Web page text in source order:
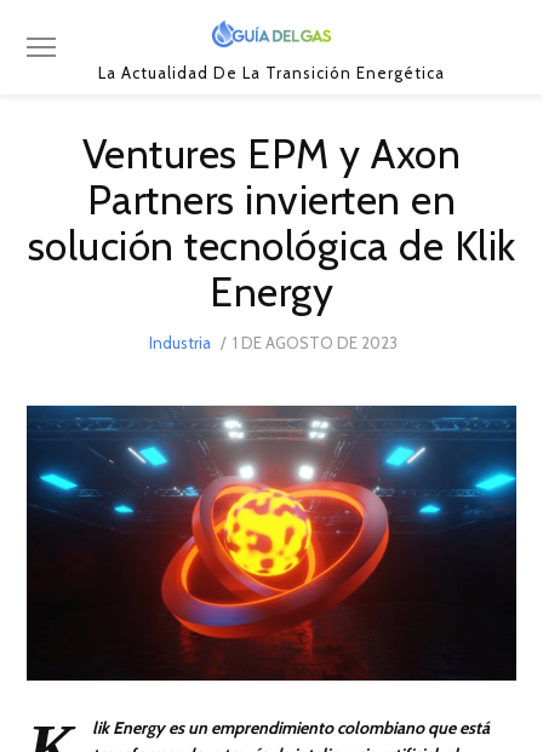
La Actualidad De La Transición Energética
Ventures EPM y Axon
Partners invierten en
solución tecnológica de Klik
Energy
Industria
POSTED
1 DE AGOSTO DE 2023
lik Energy es un emprendimiento colombiano que está